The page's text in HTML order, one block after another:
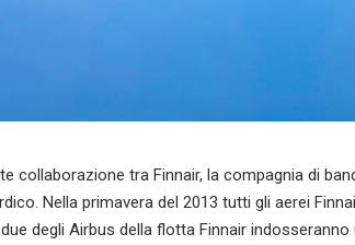
collaborazione tra Finnair, la compagnia di
Nella primavera del 2013 tutti gli aerei
degli Airbus della flotta Finnair